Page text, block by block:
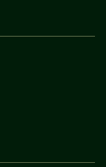
es uns
Inhalte
zu